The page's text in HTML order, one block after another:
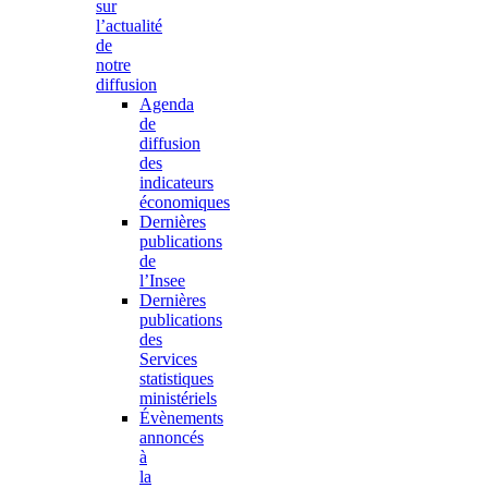
sur
l’actualité
de
notre
diffusion
Agenda
de
diffusion
des
indicateurs
économiques
Dernières
publications
de
l’Insee
Dernières
publications
des
Services
statistiques
ministériels
Évènements
annoncés
à
la